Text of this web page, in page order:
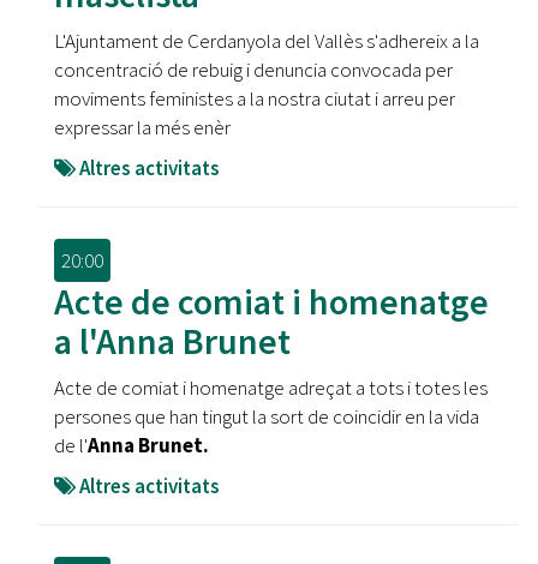
L'Ajuntament de Cerdanyola del Vallès s'adhereix a la
concentració de rebuig i denuncia convocada per
moviments feministes a la nostra ciutat i arreu per
expressar la més enèr
Altres activitats
20:00
Acte de comiat i homenatge
a l'Anna Brunet
Acte de comiat i homenatge adreçat a tots i totes les
persones que han tingut la sort de coincidir en la vida
de l'Anna Brunet.
Altres activitats